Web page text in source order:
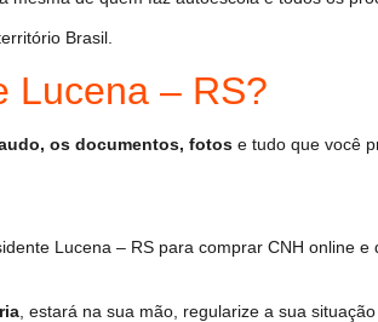
Brasil.
Lucena – RS?
os documentos, fotos e tudo que você
Lucena – RS para comprar CNH online
, estará na sua mão, regularize a sua